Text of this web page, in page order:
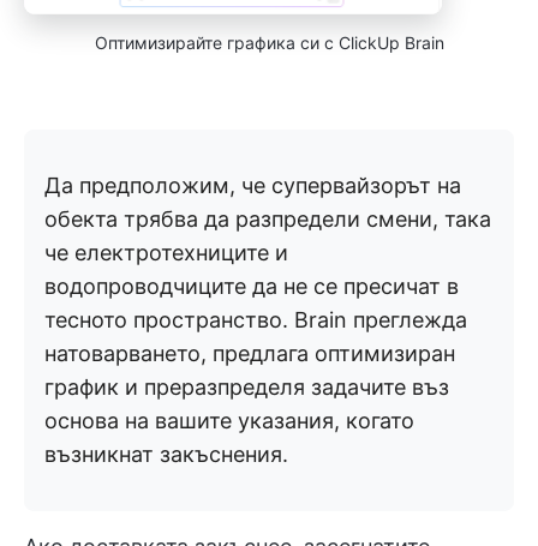
Оптимизирайте графика си с ClickUp Brain
Да предположим, че супервайзорът на
обекта трябва да разпредели смени, така
че електротехниците и
водопроводчиците да не се пресичат в
тесното пространство. Brain преглежда
натоварването, предлага оптимизиран
график и преразпределя задачите въз
основа на вашите указания, когато
възникнат закъснения.